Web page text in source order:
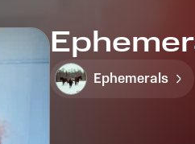
Ephemerals